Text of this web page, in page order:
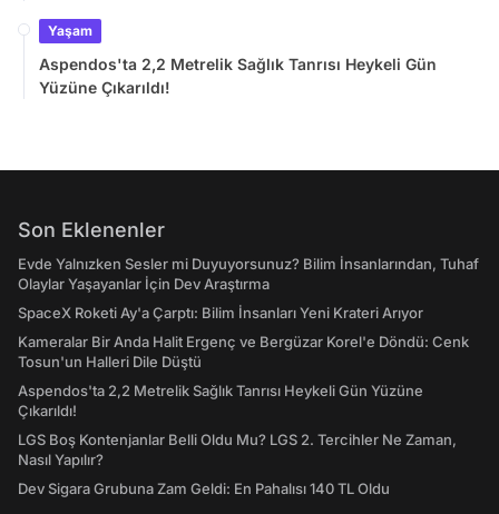
Yaşam
Aspendos'ta 2,2 Metrelik Sağlık Tanrısı Heykeli Gün
Yüzüne Çıkarıldı!
Son Eklenenler
Evde Yalnızken Sesler mi Duyuyorsunuz? Bilim İnsanlarından, Tuhaf
Olaylar Yaşayanlar İçin Dev Araştırma
SpaceX Roketi Ay'a Çarptı: Bilim İnsanları Yeni Krateri Arıyor
Kameralar Bir Anda Halit Ergenç ve Bergüzar Korel'e Döndü: Cenk
Tosun'un Halleri Dile Düştü
Aspendos'ta 2,2 Metrelik Sağlık Tanrısı Heykeli Gün Yüzüne
Çıkarıldı!
LGS Boş Kontenjanlar Belli Oldu Mu? LGS 2. Tercihler Ne Zaman,
Nasıl Yapılır?
Dev Sigara Grubuna Zam Geldi: En Pahalısı 140 TL Oldu